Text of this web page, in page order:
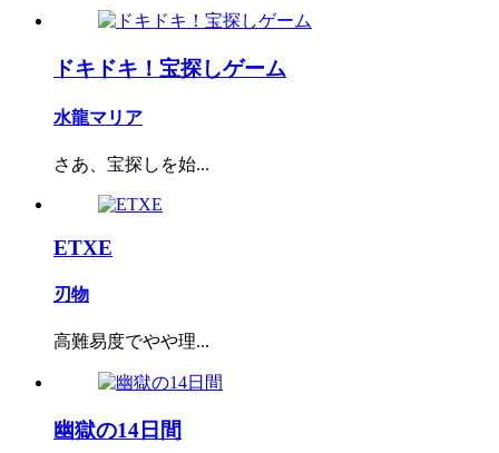
ドキドキ！宝探しゲーム
水龍マリア
さあ、宝探しを始...
ETXE
刃物
高難易度でやや理...
幽獄の14日間